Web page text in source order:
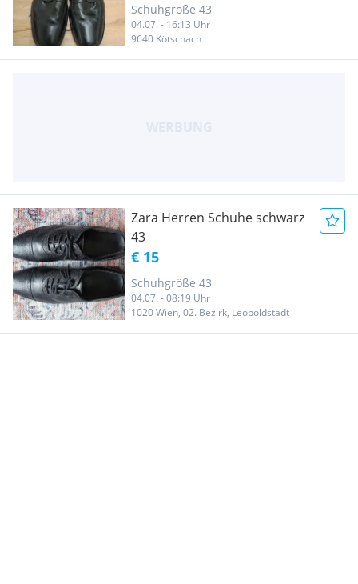
Schuhgröße 43
04.07. - 16:13 Uhr
9640 Kötschach
Zara Herren Schuhe schwarz
43
€ 15
Schuhgröße 43
04.07. - 08:19 Uhr
1020 Wien, 02. Bezirk, Leopoldstadt